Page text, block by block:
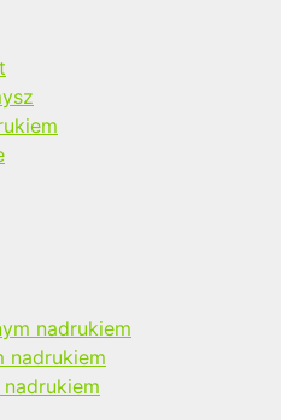
nadrukiem
nadrukiem
nadrukiem